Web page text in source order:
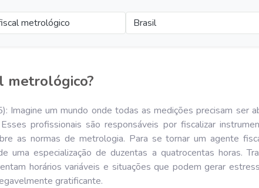
metrológico Brasil
metrológico?
um mundo onde todas as medições precisam ser
profissionais são responsáveis por fiscalizar
as normas de metrologia. Para se tornar um agente
uma especialização de duzentas a quatrocentas horas.
horários variáveis e situações que podem gerar
gratificante.